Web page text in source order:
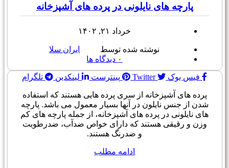
پارچه های نایلونی در پرده های آشپزخانه
خرداد ۲۱, ۱۴۰۲
نوشته شده توسط
ایران سلا
۰ دیدگاه ها
فیس بوک Twitter پینترست لینکدین تلگرام
پرده های آشپزخانه از سری پرده هایی هستند که استفاده
شدن از جنس نایلون در آنها بسیار معمول می باشد. پارچه
های نایلونی در پرده های آشپزخانه، از جمله پارچه های کم
وزن و رقیقی هستند که دارای خواص ضدآب، ضدرطوبت
و ضدرنگ هستند.
ادامه مطلب